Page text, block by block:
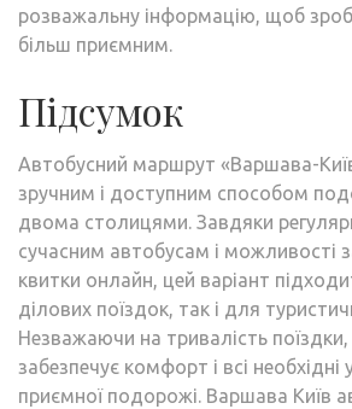
розважальну інформацію, щоб
більш приємним.
Підсумок
Автобусний маршрут «Варшава-
зручним і доступним способом
двома столицями. Завдяки
сучасним автобусам і можливості
квитки онлайн, цей варіант
ділових поїздок, так і для
Незважаючи на тривалість
забезпечує комфорт і всі
приємної подорожі. Варшава Київ